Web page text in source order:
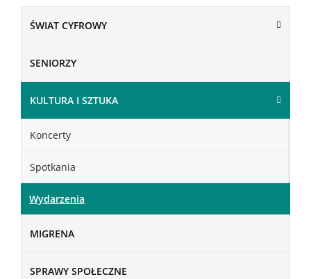
ŚWIAT CYFROWY
SENIORZY
KULTURA I SZTUKA
Koncerty
Spotkania
Wydarzenia
MIGRENA
SPRAWY SPOŁECZNE